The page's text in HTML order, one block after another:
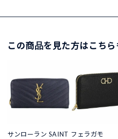
この商品を見た方はこち
サンローラン SAINT フェラガモ